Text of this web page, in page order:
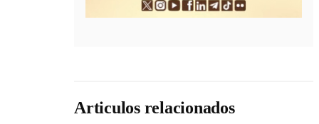
Articulos relacionados